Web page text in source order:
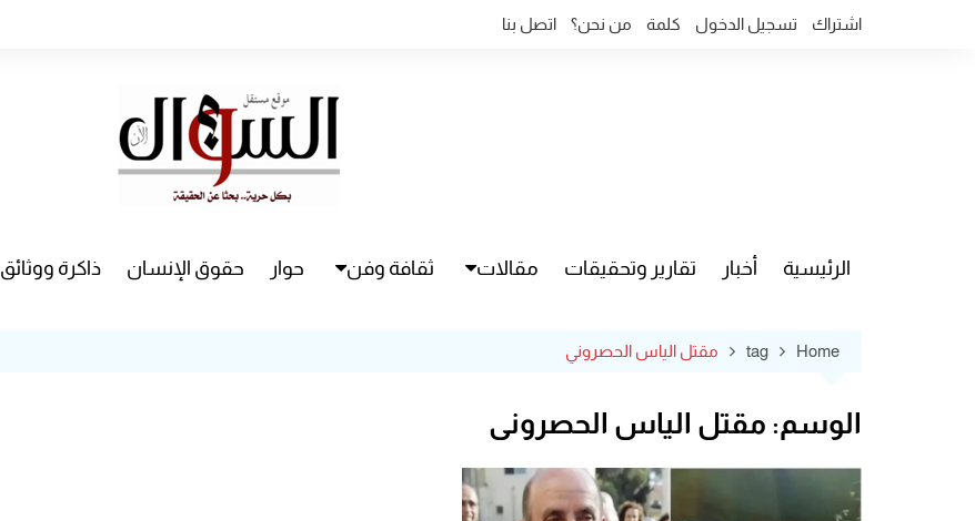
اشتراك تسجيل الدخول كلمة من نحن؟ اتصل بنا
الرئيسية أخبار تقارير وتحقيقات مقالات ثقافة وفن حوار حقوق الإنسان ذاكرة ووثائق
Home
tag مقتل الياس الحصروني
الوسم: مقتل الياس الحصروني